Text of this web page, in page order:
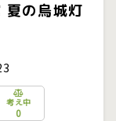
夏の烏城灯
考え中
0